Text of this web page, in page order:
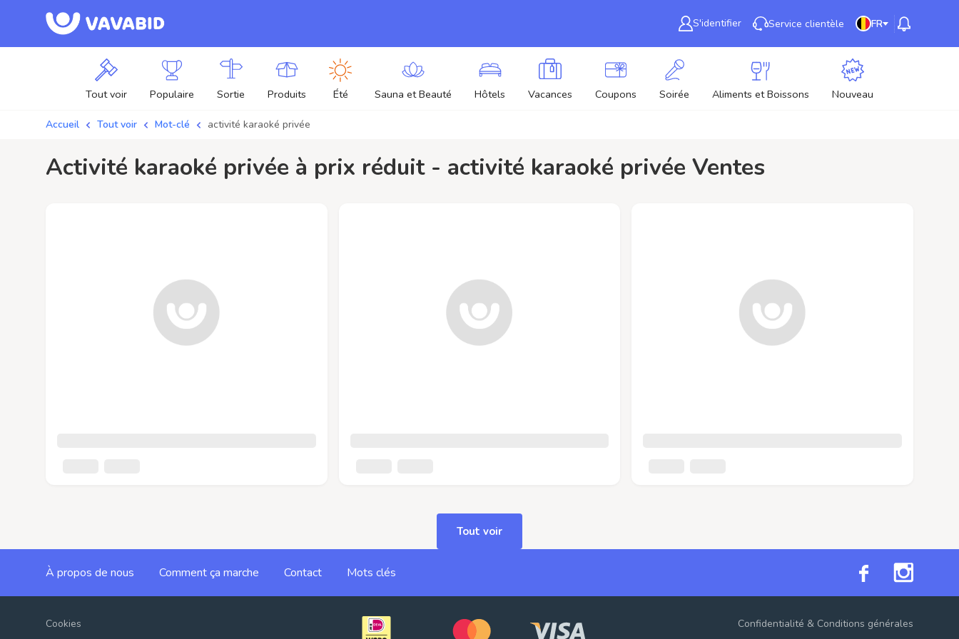
S'identifier Service clientèle FR
Tout voir Populaire Sortie Produits Été Sauna et Beauté Hôtels Vacances Coupons Soirée Aliments et Boissons Nouveau
Accueil Tout voir Mot-clé activité karaoké privée
activité karaoké privée à prix réduit - activité karaoké privée Ventes
Tout voir
À propos de nous Comment ça marche Contact Mots clés
Cookies Confidentialité & Conditions générales